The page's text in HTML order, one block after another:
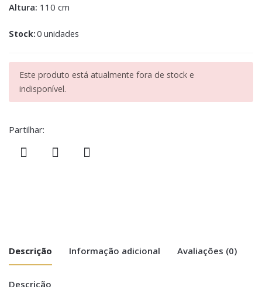
Altura: 110 cm
Stock:0 unidades
Este produto está atualmente fora de stock e
indisponível.
Partilhar:
Descrição Informação adicional Avaliações (0)
Descrição
There are no reviews yet.